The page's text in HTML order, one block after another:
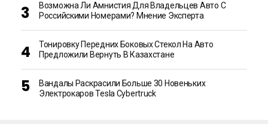
Возможна Ли Амнистия Для Владельцев Авто С
Российскими Номерами? Мнение Эксперта
Тонировку Передних Боковых Стекол На Авто
Предложили Вернуть В Казахстане
Вандалы Раскрасили Больше 30 Новеньких
Электрокаров Tesla Cybertruck